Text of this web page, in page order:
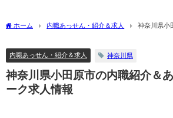
ホーム 内職あっせん・紹介＆求人
神奈川県小
内職あっせん・紹介＆求人 神奈川県
神奈川県小田原市の内職紹介＆
ーク求人情報